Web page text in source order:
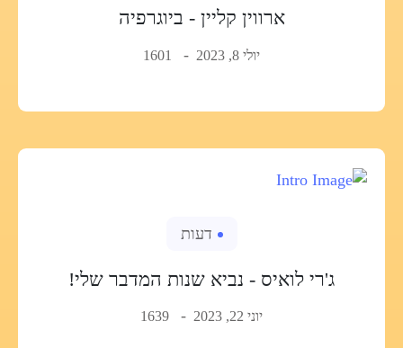
ארווין קליין - ביוגרפיה
יולי 8, 2023 1601
דעות
ג'רי לואיס - נביא שנות המדבר שלי!
יוני 22, 2023 1639